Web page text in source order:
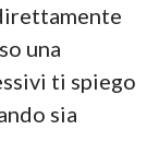
una
ti spiego
sia